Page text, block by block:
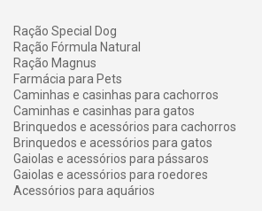
Ração Special Dog
Ração Fórmula Natural
Ração Magnus
Farmácia para Pets
Caminhas e casinhas para cachorros
Caminhas e casinhas para gatos
Brinquedos e acessórios para cachorros
Brinquedos e acessórios para gatos
Gaiolas e acessórios para pássaros
Gaiolas e acessórios para roedores
Acessórios para aquários